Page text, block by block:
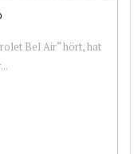
Bel Air“ hört, hat